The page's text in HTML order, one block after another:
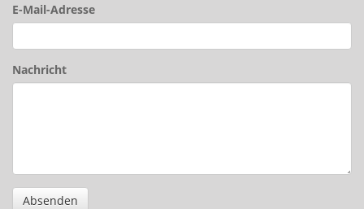
E-Mail-Adresse
Nachricht
Absenden